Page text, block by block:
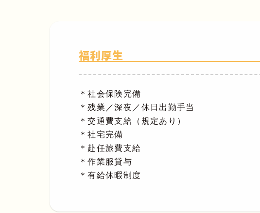
福利厚生
＊社会保険完備
＊残業／深夜／休日出勤手当
＊交通費支給（規定あり）
＊社宅完備
＊赴任旅費支給
＊作業服貸与
＊有給休暇制度